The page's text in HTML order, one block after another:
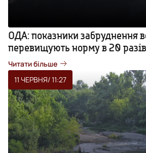
ОДА: показники забруднення
перевищують норму в 20 разів
Читати більше
11 ЧЕРВНЯ/ 11:27